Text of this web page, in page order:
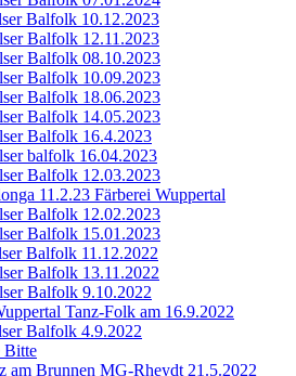
Balfolk 10.12.2023
Balfolk 12.11.2023
Balfolk 08.10.2023
Balfolk 10.09.2023
Balfolk 18.06.2023
Balfolk 14.05.2023
Balfolk 16.4.2023
balfolk 16.04.2023
Balfolk 12.03.2023
11.2.23 Färberei Wuppertal
Balfolk 12.02.2023
Balfolk 15.01.2023
Balfolk 11.12.2022
Balfolk 13.11.2022
Balfolk 9.10.2022
Tanz-Folk am 16.9.2022
Balfolk 4.9.2022
Bitte
am Brunnen MG-Rheydt 21.5.2022